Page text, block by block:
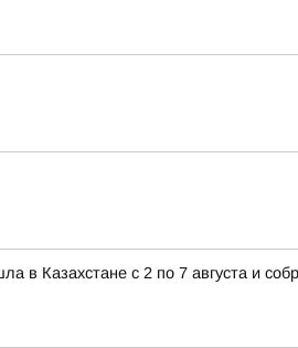
Казахстане с 2 по 7 августа и